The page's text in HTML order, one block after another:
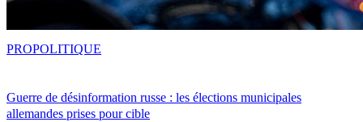
Guerre de désinformation russe : les élections municipales
allemandes prises pour cible
PROPOLITIQUE